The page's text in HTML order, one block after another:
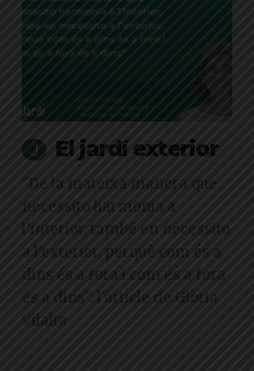
El jardí exterior
"De la mateixa manera que
necessito harmonia a
l’interior, també en necessito
a l’exterior, perquè com és a
dins és a fora i com és a fora
és a dins": l'article de Glòria
Vilalta